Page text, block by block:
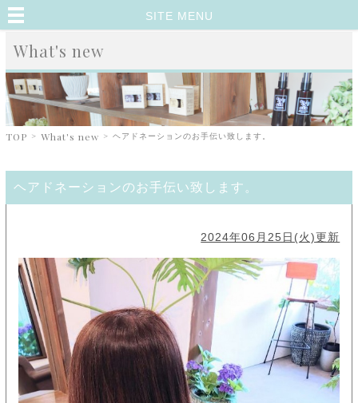
SITE MENU
What's new
TOP > What's new > ヘアドネーションのお手伝い致します。
ヘアドネーションのお手伝い致します。
2024年06月25日(火)更新